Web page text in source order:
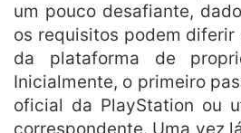
um pouco desafiante,
os requisitos podem
da plataforma de
Inicialmente, o primeiro
oficial da PlayStation ou